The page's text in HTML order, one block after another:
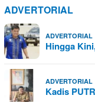
ADVERTORIAL
ADVERTORIAL
Hingga
ADVERTORIAL
Kadis